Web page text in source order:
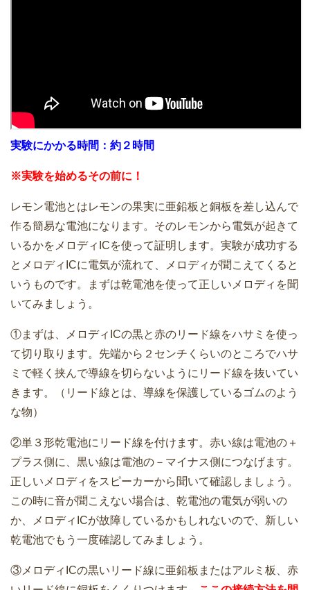
実験にかかる時間：約２時間
※実験を始めるその前に！
レモン電池とはレモンの果実に亜鉛板と銅板を差し込んで
作る簡易な電池になります。そのレモンから電気が起きて
いるかをメロディICを使って証明します。実験が成功する
とメロディICに電気が流れて、メロディが聞こえてくると
いうものです。まずは乾電池を使って正しいメロディを聞
いてみましょう。
①まずは、メロディICの黒と赤のリード線をハサミを使っ
て切り取ります。先端から２センチくらいのところでハサ
ミで軽く挟んで導線を切らないようにリード線を抜いてい
きます。（リード線とは、導線を保護しているゴムのよう
な物）
②単３形乾電池にリード線を付けます。赤い線は電池の＋
プラス側に、黒い線は電池の－マイナス側につなげます。
正しいメロディをスピーカーから聞いて確認しましょう。
この時に音が聞こえない場合は、乾電池の電気が弱いの
か、メロディICが故障しているかもしれないので、新しい
乾電池でもう一度確認してみましょう。
③メロディICの黒いリード線に亜鉛板またはアルミ板、赤